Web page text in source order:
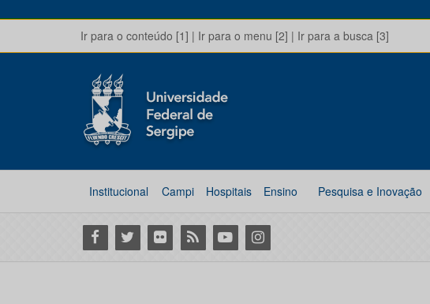
Ir para o conteúdo [1] | Ir para o menu [2] | Ir para a busca [3]
Institucional Campi Hospitais Ensino Pesquisa e Inovação
Facebook
Twitter Flickr RSS YoutubeInstagram